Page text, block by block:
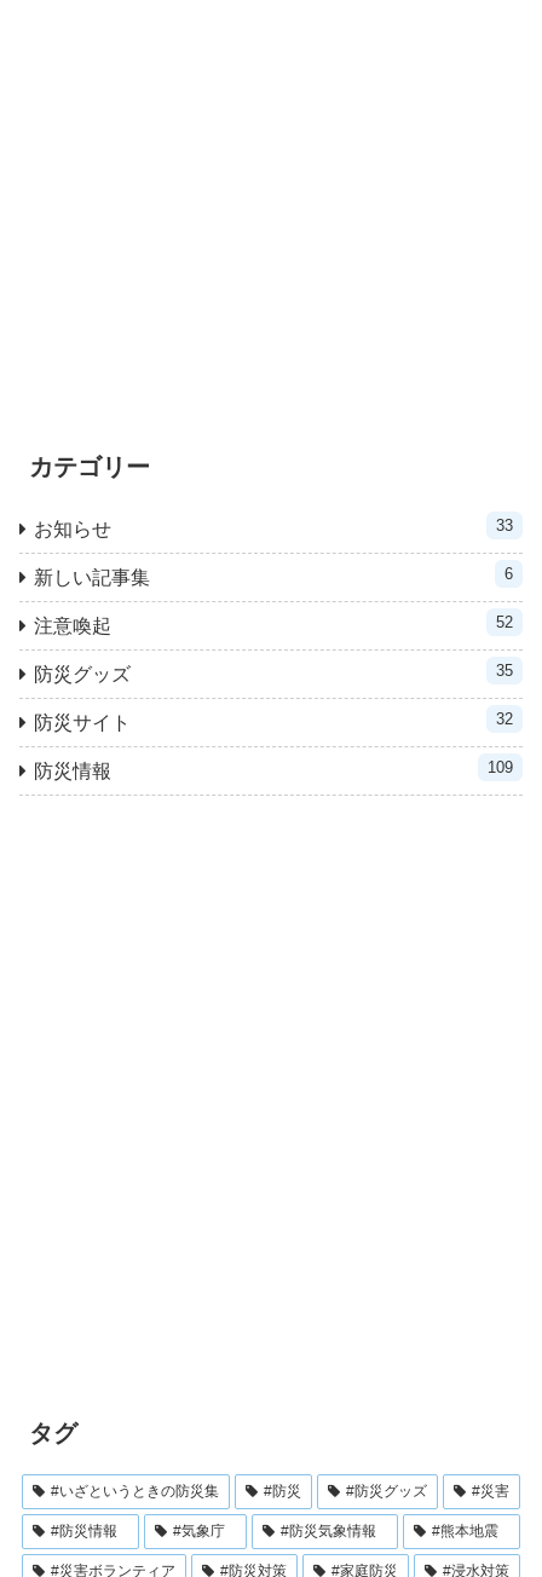
カテゴリー
お知らせ 33
新しい記事集 6
注意喚起 52
防災グッズ 35
防災サイト 32
防災情報 109
タグ
#いざというときの防災集 #防災 #防災グッズ #災害
#防災情報 #気象庁 #防災気象情報 #熊本地震
#災害ボランティア #防災対策 #家庭防災 #浸水対策